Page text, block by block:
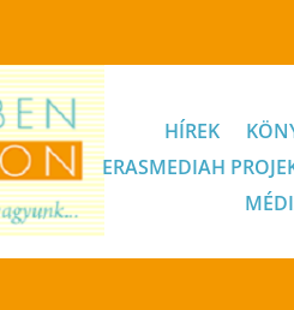
HÍREK
ERASMEDIAH